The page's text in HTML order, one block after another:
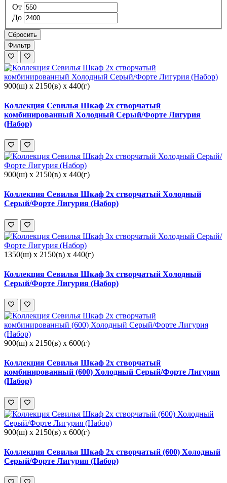
От
До
Сбросить
Фильтр
900(ш) x 2150(в) x 440(г)
Коллекция Севилья Шкаф 2х створчатый
комбинированный Холодный Серый/Форте Лигурия
(Набор)
900(ш) x 2150(в) x 440(г)
Коллекция Севилья Шкаф 2х створчатый Холодный
Серый/Форте Лигурия (Набор)
1350(ш) x 2150(в) x 440(г)
Коллекция Севилья Шкаф 3х створчатый Холодный
Серый/Форте Лигурия (Набор)
900(ш) x 2150(в) x 600(г)
Коллекция Севилья Шкаф 2х створчатый
комбинированный (600) Холодный Серый/Форте Лигурия
(Набор)
900(ш) x 2150(в) x 600(г)
Коллекция Севилья Шкаф 2х створчатый (600) Холодный
Серый/Форте Лигурия (Набор)